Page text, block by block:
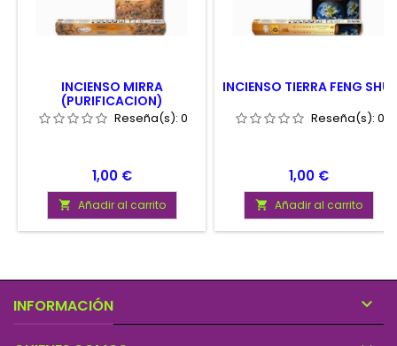
INCIENSO MIRRA
(PURIFICACION)
Reseña(s): 0
Precio
1,00 €
 Añadir al carrito
INCIENSO TIERRA FENG SHUI
Reseña(s): 0
Precio
1,00 €
 Añadir al carrito
INFORMACIÓN 